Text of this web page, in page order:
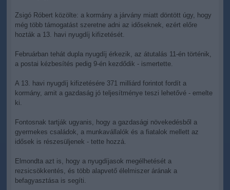
Zsigó Róbert közölte: a kormány a járvány miatt döntött úgy, hogy
még több támogatást szeretne adni az időseknek, ezért előre
hozták a 13. havi nyugdíj kifizetését.
Februárban tehát dupla nyugdíj érkezik, az átutalás 11-én történik,
a postai kézbesítés pedig 9-én kezdődik - ismertette.
A 13. havi nyugdíj kifizetésére 371 milliárd forintot fordít a
kormány, amit a gazdaság jó teljesítménye teszi lehetővé - emelte
ki.
Fontosnak tartják ugyanis, hogy a gazdasági növekedésből a
gyermekes családok, a munkavállalók és a fiatalok mellett az
idősek is részesüljenek - tette hozzá.
Elmondta azt is, hogy a nyugdíjasok megélhetését a
rezsicsökkentés, és több alapvető élelmiszer árának a
befagyasztása is segíti.